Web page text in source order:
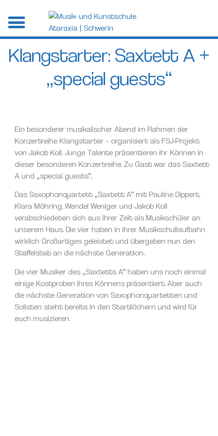
Klangstarter: Saxtett A +
„special guests“
Ein besonderer musikalischer Abend im Rahmen der
Konzertreihe Klangstarter – organisiert als FSJ-Projekt
von Jakob Koll. Junge Talente präsentieren ihr Können in
dieser besonderen Konzertreihe. Zu Gast war das Saxtett
A und „special guests“.
Das Saxophonquartett „Saxtett A“ mit Pauline Dippert,
Klara Möhring, Wendel Weniger und Jakob Koll
verabschiedeten sich aus ihrer Zeit als Musikschüler an
unserem Haus. Die vier haben in ihrer Musikschullaufbahn
wirklich Großartiges geleistet und übergeben nun den
Staffelstab an die nächste Generation.
Die vier Musiker des „Saxtetts A“ haben uns noch einmal
einige Kostproben ihres Könnens präsentiert. Aber auch
die nächste Generation von Saxophonquartetten und
Solisten steht bereits in den Startlöchern und wird für
euch musizieren.